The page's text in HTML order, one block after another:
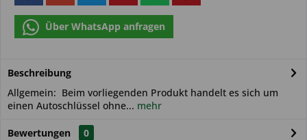
Über WhatsApp anfragen
Beschreibung
Allgemein: Beim vorliegenden Produkt handelt es sich um
einen Autoschlüssel ohne... mehr
Bewertungen
0